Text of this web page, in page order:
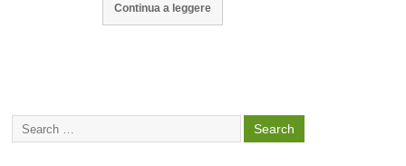
Continua a leggere